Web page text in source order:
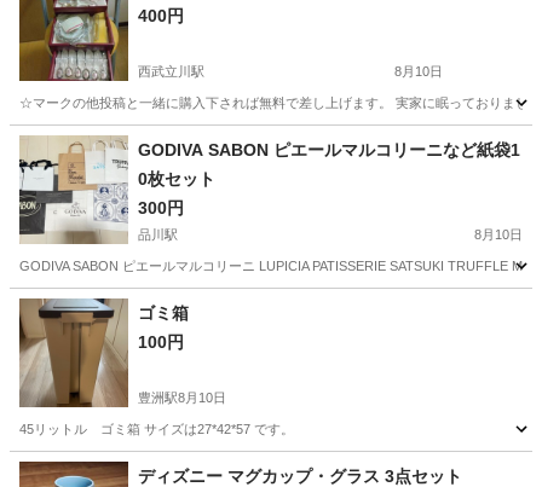
400円
西武立川駅 8月10日
☆マークの他投稿と一緒に購入下されば無料で差し上げます。 実家に眠っておりまし
東京 立川市
GODIVA SABON ピエールマルコリーニなど紙袋1
0枚セット
300円
品川駅 8月10日
GODIVA SABON ピエールマルコリーニ LUPICIA PATISSERIE SATSUKI TRUFFLE
東京 港区 品川駅
ゴミ箱
100円
豊洲駅8月10日
45リットル ゴミ箱 サイズは27*42*57 です。
東京 中央区 豊洲駅 生活雑貨
ディズニー マグカップ・グラス 3点セット